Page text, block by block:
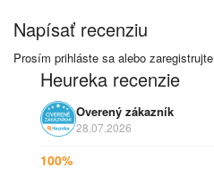
Napísať recenziu
Prosím prihláste sa alebo zaregistrujte
Heureka recenzie
Overený zákazník
28.07.2026
100%